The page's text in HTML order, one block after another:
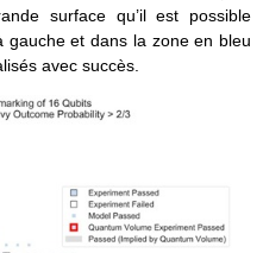
surface qu’il est possible
gauche et dans la zone en bleu
avec succès.